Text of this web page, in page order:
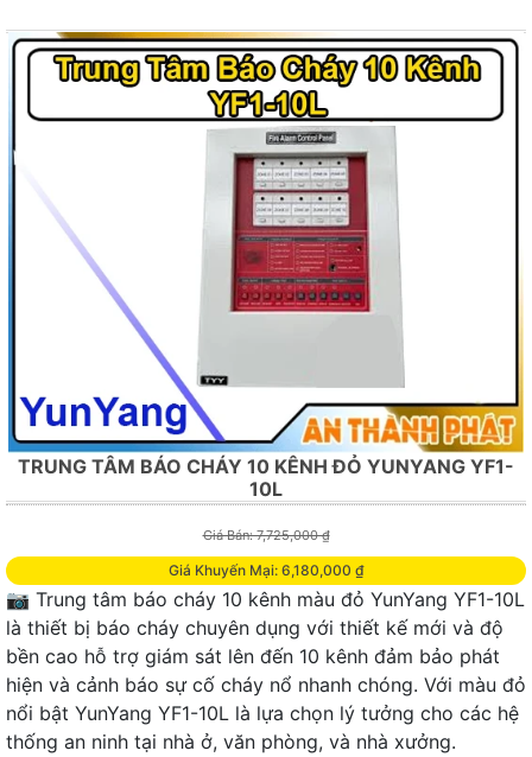
TRUNG TÂM BÁO CHÁY 10 KÊNH ĐỎ YUNYANG YF1-
10L
Giá Bán: 7,725,000 ₫
Giá Khuyến Mại: 6,180,000 ₫
📷 Trung tâm báo cháy 10 kênh màu đỏ YunYang YF1-10L
là thiết bị báo cháy chuyên dụng với thiết kế mới và độ
bền cao hỗ trợ giám sát lên đến 10 kênh đảm bảo phát
hiện và cảnh báo sự cố cháy nổ nhanh chóng. Với màu đỏ
nổi bật YunYang YF1-10L là lựa chọn lý tưởng cho các hệ
thống an ninh tại nhà ở, văn phòng, và nhà xưởng.